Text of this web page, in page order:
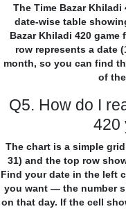
The Time Bazar Khiladi
date-wise table
Bazar Khiladi 420 game
row represents a date
month, so you can find
of
Q5. How do I
420
The chart is a simple
31) and the top row
Find your date in the left
you want — the number
on that day. If the cell